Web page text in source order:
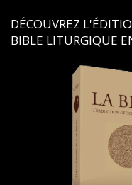
DÉCOUVREZ
BIBLE LITURGIQUE